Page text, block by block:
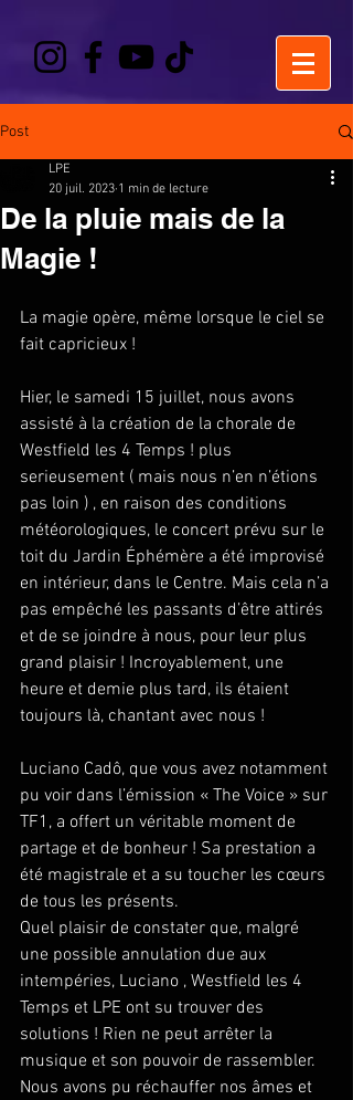
Post
De la pluie mais de la
Magie !
LPE
20 juil. 2023 1 min de lecture
La magie opère, même lorsque le ciel se
fait capricieux !
Hier, le samedi 15 juillet, nous avons
assisté à la création de la chorale de
Westfield les 4 Temps ! plus
serieusement ( mais nous n’en n’étions
pas loin ) , en raison des conditions
météorologiques, le concert prévu sur le
toit du Jardin Éphémère a été improvisé
en intérieur, dans le Centre. Mais cela n’a
pas empêché les passants d’être attirés
et de se joindre à nous, pour leur plus
grand plaisir ! Incroyablement, une
heure et demie plus tard, ils étaient
toujours là, chantant avec nous !
Luciano Cadô, que vous avez notamment
pu voir dans l’émission « The Voice » sur
TF1, a offert un véritable moment de
partage et de bonheur ! Sa prestation a
été magistrale et a su toucher les cœurs
de tous les présents.
Quel plaisir de constater que, malgré
une possible annulation due aux
intempéries, Luciano , Westfield les 4
Temps et LPE ont su trouver des
solutions ! Rien ne peut arrêter la
musique et son pouvoir de rassembler.
Nous avons pu réchauffer nos âmes et